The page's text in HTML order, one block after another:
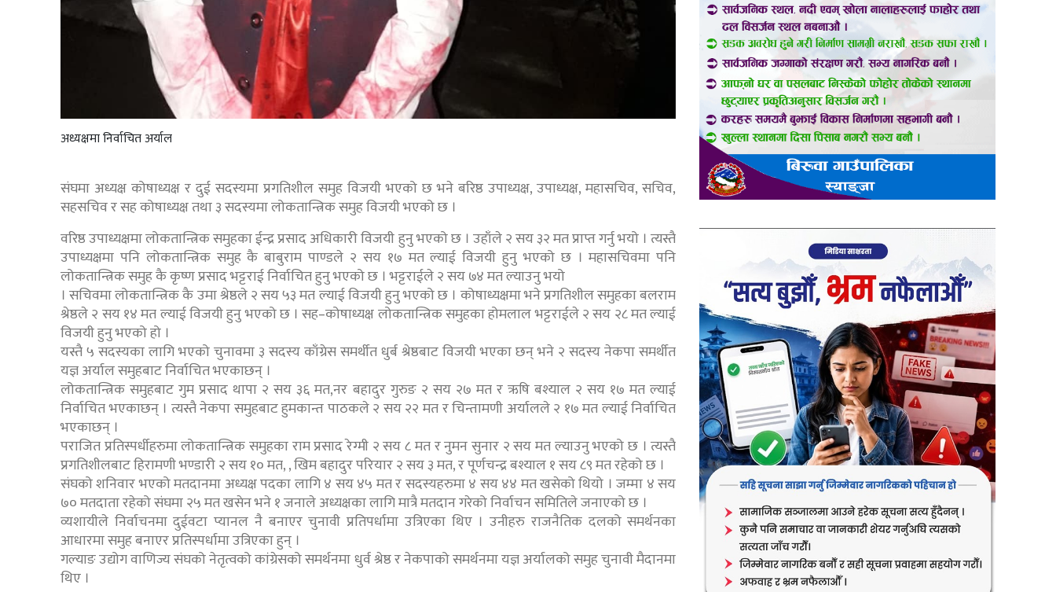
अध्यक्षमा निर्वाचित अर्याल
संघमा अध्यक्ष कोषाध्यक्ष र दुई सदस्यमा प्रगतिशील समुह विजयी भएको छ भने बरिष्ठ उपाध्यक्ष, उपाध्यक्ष, महासचिव, सचिव,
सहसचिव र सह कोषाध्यक्ष तथा ३ सदस्यमा लोकतान्त्रिक समुह विजयी भएको छ ।
वरिष्ठ उपाध्यक्षमा लोकतान्त्रिक समुहका ईन्द्र प्रसाद अधिकारी विजयी हुनु भएको छ । उहाँले २ सय ३२ मत प्राप्त गर्नु भयो । त्यस्तै
उपाध्यक्षमा पनि लोकतान्त्रिक समुह कै बाबुराम पाण्डले २ सय १७ मत ल्याई विजयी हुनु भएको छ । महासचिवमा पनि
लोकतान्त्रिक समुह कै कृष्ण प्रसाद भट्टराई निर्वाचित हुनु भएको छ । भट्टराईले २ सय ७४ मत ल्याउनु भयो
। सचिवमा लोकतान्त्रिक कै उमा श्रेष्ठले २ सय ५३ मत ल्याई विजयी हुनु भएको छ । कोषाध्यक्षमा भने प्रगतिशील समुहका बलराम
श्रेष्ठले २ सय १४ मत ल्याई विजयी हुनु भएको छ । सह–कोषाध्यक्ष लोकतान्त्रिक समुहका होमलाल भट्टराईले २ सय २८ मत ल्याई
विजयी हुनु भएको हो ।
यस्तै ५ सदस्यका लागि भएको चुनावमा ३ सदस्य काँग्रेस समर्थीत धुर्ब श्रेष्ठबाट विजयी भएका छन् भने २ सदस्य नेकपा समर्थीत
यज्ञ अर्याल समुहबाट निर्वाचित भएकाछन् ।
लोकतान्त्रिक समुहबाट गुम प्रसाद थापा २ सय ३६ मत,नर बहादुर गुरुङ २ सय २७ मत र ऋषि बश्याल २ सय १७ मत ल्याई
निर्वाचित भएकाछन् । त्यस्तै नेकपा समुहबाट हुमकान्त पाठकले २ सय २२ मत र चिन्तामणी अर्यालले २ १७ मत ल्याई निर्वाचित
भएकाछन् ।
पराजित प्रतिस्पर्धीहरुमा लोकतान्त्रिक समुहका राम प्रसाद रेग्मी २ सय ८ मत र नुमन सुनार २ सय मत ल्याउनु भएको छ । त्यस्तै
प्रगतिशीलबाट हिरामणी भण्डारी २ सय १० मत, , खिम बहादुर परियार २ सय ३ मत, र पूर्णचन्द्र बश्याल १ सय ८९ मत रहेको छ ।
संघको शनिवार भएको मतदानमा अध्यक्ष पदका लागि ४ सय ४५ मत र सदस्यहरुमा ४ सय ४४ मत खसेको थियो । जम्मा ४ सय
७० मतदाता रहेको संघमा २५ मत खसेन भने १ जनाले अध्यक्षका लागि मात्रै मतदान गरेको निर्वाचन समितिले जनाएको छ ।
व्यशायीले निर्वाचनमा दुईवटा प्यानल नै बनाएर चुनावी प्रतिपर्धामा उत्रिएका थिए । उनीहरु राजनैतिक दलको समर्थनका
आधारमा समुह बनाएर प्रतिस्पर्धामा उत्रिएका हुन् ।
गल्याङ उद्योग वाणिज्य संघको नेतृत्वको कांग्रेसको समर्थनमा धुर्व श्रेष्ठ र नेकपाको समर्थनमा यज्ञ अर्यालको समुह चुनावी मैदानमा
थिए ।